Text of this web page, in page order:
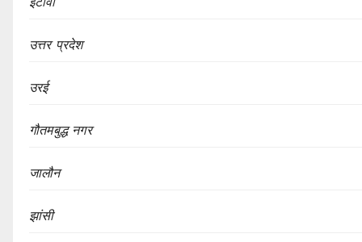
उत्तर प्रदेश
उरई
गौतमबुद्ध नगर
जालौन
झांसी